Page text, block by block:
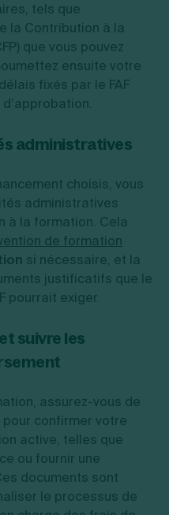
tels que
la Contribution à la
que vous pouvez
ensuite votre
fixés par le FAF
administratives
choisis, vous
administratives
à la formation. Cela
de formation
si nécessaire, et la
justificatifs que le
pourrait exiger.
suivre les
assurez-vous de
confirmer votre
active, telles que
ou fournir une
documents sont
le processus de